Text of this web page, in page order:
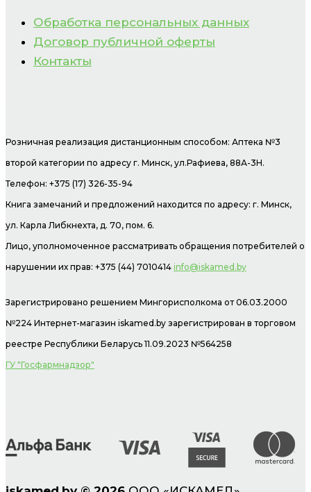
Обработка персональных данных
Договор публичной оферты
Контакты
Розничная реализация дистанционным способом: Аптека №3
второй категории по адресу г. Минск, ул.Рафиева, 88А-3Н.
Телефон: +375 (17) 326-35-94
Книга замечаний и предложений находится по адресу: г. Минск,
ул. Карла Либкнехта, д. 70, пом. 6.
Лицо, уполномоченное рассматривать обращения потребителей о
нарушении их прав: +375 (44) 7010414 info@iskamed.by
Зарегистрировано решением Мингорисполкома от 06.03.2000
№224 Интернет-магазин iskamed.by зарегистрирован в торговом
реестре Республики Беларусь 11.09.2023 №564258
ГУ "Госфармнадзор"